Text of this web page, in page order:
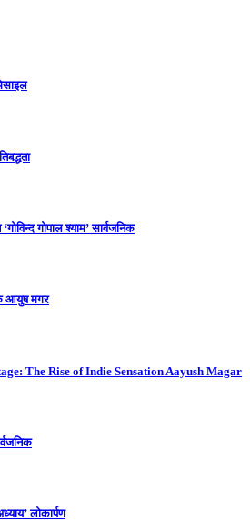
गोपाल श्याम’ सार्वजनिक
आयुष मगर
The Rise of Indie Sensation Aayush Magar
लोकार्पण